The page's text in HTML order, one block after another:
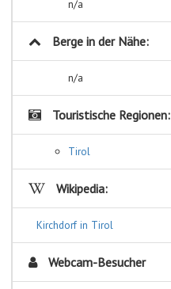
n/a
Berge in der Nähe:
n/a
Touristische Regionen:
Tirol
Wikipedia:
Kirchdorf in Tirol
Webcam-Besucher